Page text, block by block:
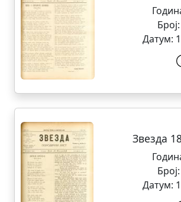
Број:
Датум:
Звезда
Број:
Датум: